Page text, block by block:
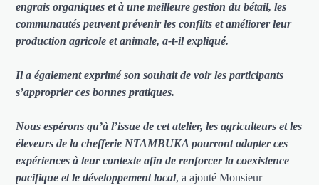
engrais organiques et à une meilleure gestion du bétail, les
communautés peuvent prévenir les conflits et améliorer leur
production agricole et animale, a-t-il expliqué.
Il a également exprimé son souhait de voir les participants
s’approprier ces bonnes pratiques.
Nous espérons qu’à l’issue de cet atelier, les agriculteurs et les
éleveurs de la chefferie NTAMBUKA pourront adapter ces
expériences à leur contexte afin de renforcer la coexistence
pacifique et le développement local, a ajouté Monsieur